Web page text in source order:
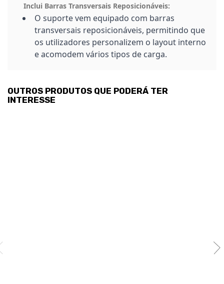
Inclui Barras Transversais Reposicionáveis:
O suporte vem equipado com barras
transversais reposicionáveis, permitindo que
os utilizadores personalizem o layout interno
e acomodem vários tipos de carga.
OUTROS PRODUTOS QUE PODERÁ TER
INTERESSE